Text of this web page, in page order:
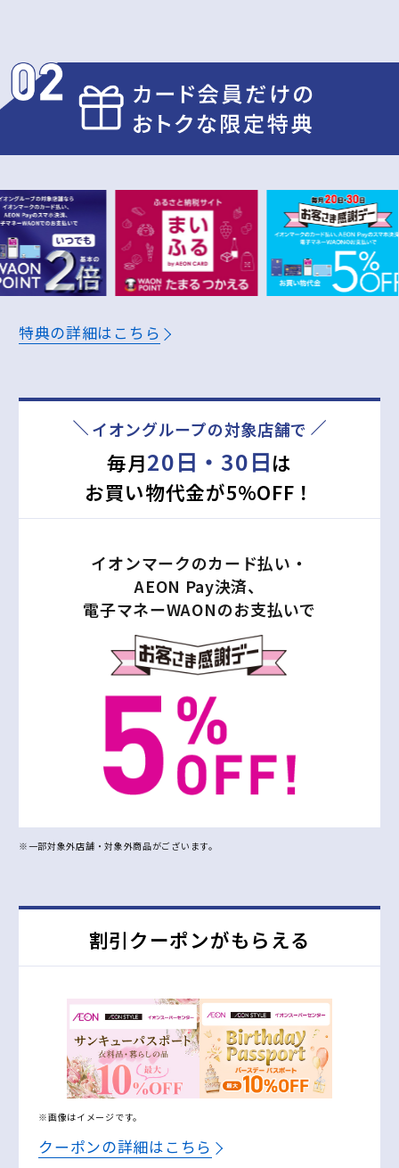
月 万円
ふるさと納税で(まいふる)
※200円(税込)＝2WAON POINT(基本の2倍)
※シミュレーション結果は、あくまでも目安であり実際の付与ポ
イントと異なる場合があります。
詳しくシミュレーションしたい方はこちら
特典の詳細はこちら
イオングループの対象店舗で
毎月20日・30日は
お買い物代金が5%OFF！
イオンマークのカード払い・
AEON Pay決済、
電子マネーWAONのお支払いで
※一部対象外店舗・対象外商品がございます。
割引クーポンがもらえる
※画像はイメージです。
クーポンの詳細はこちら